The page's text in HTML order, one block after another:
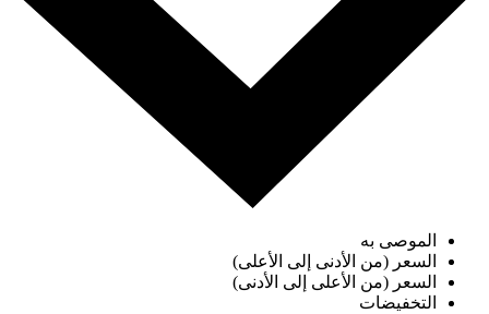
الموصى به
السعر (من الأدنى إلى الأعلى)
السعر (من الأعلى إلى الأدنى)
التخفيضات